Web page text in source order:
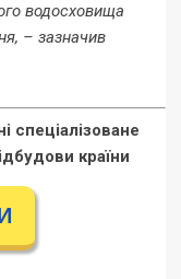
водосховища
– зазначив
спеціалізоване
країни